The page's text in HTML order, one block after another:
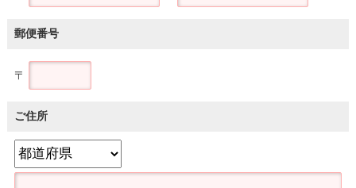
郵便番号
〒
ご住所